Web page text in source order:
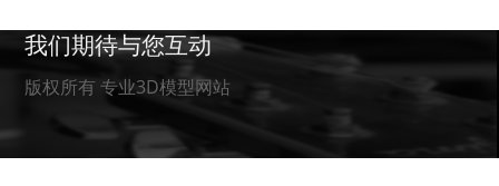
我们期待与您互动
版权所有 专业3D模型网站